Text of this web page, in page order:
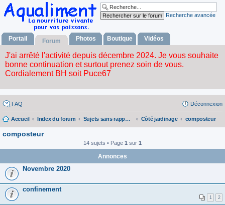
Recherche avancée
Portail Forum Photos Boutique Vidéos
FAQ Déconnexion
Accueil Index du forum Sujets sans rapport avec la nourriture vivante Côté jardinage composteur
composteur
14 sujets • Page 1 sur 1
Annonces
Novembre 2020
confinement
1 2